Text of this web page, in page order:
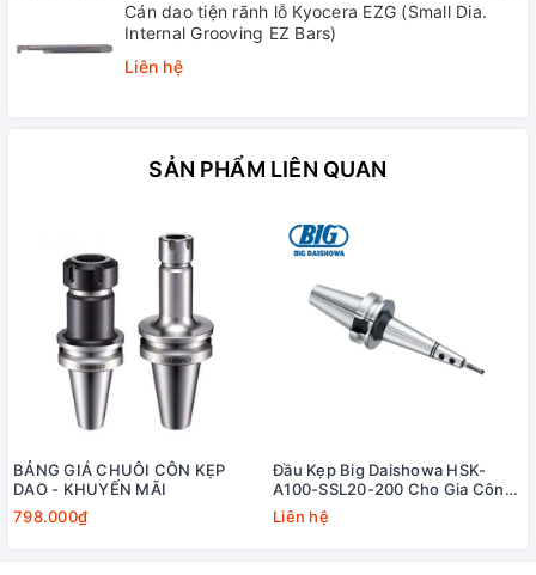
Cán dao tiện rãnh lỗ Kyocera EZG (Small Dia.
Internal Grooving EZ Bars)
Liên hệ
SẢN PHẨM LIÊN QUAN
BẢNG GIÁ CHUÔI CÔN KẸP
DAO - KHUYẾN MÃI
798.000₫
Đầu Kẹp Big Daishowa HSK-
A100-SSL20-200 Cho Gia Công
Khuôn
Liên hệ